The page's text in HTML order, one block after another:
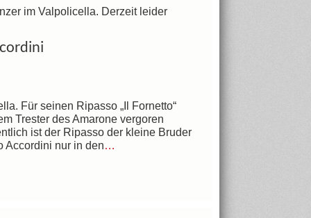
im Valpolicella. Derzeit leider
Für seinen Ripasso „Il Fornetto“
Trester des Amarone vergoren
ist der Ripasso der kleine Bruder
Accordini nur in den…